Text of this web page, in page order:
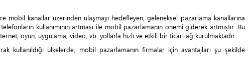
mobil kanallar üzerinden ulaşmayı hedefleyen, geleneksel pazarlama kanallarına
kullanımının artması ile mobil pazarlamanın önemi giderek artmıştır. Bu
oyun, uygulama, video, vb. yollarla hızlı ve etkili bir ticari ağ kurulmaktadır.
kullanıldığı ülkelerde, mobil pazarlamanın firmalar için avantajları şu şekilde